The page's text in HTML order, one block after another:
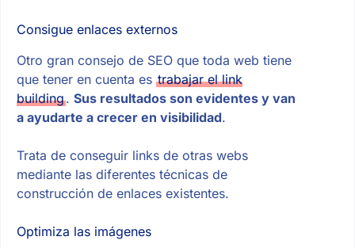
Consigue enlaces externos
Otro gran consejo de SEO que toda web tiene
que tener en cuenta es trabajar el link
building. Sus resultados son evidentes y van
a ayudarte a crecer en visibilidad.
Trata de conseguir links de otras webs
mediante las diferentes técnicas de
construcción de enlaces existentes.
Optimiza las imágenes